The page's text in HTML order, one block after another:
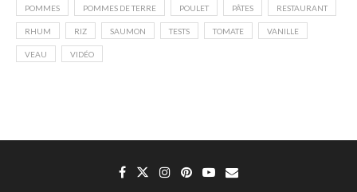
POMMES POMMES DE TERRE POULET PÂTES RESTAURANT
RHUM RIZ SAUMON TESTS TOMATE VANILLE
VEAU VIDÉO